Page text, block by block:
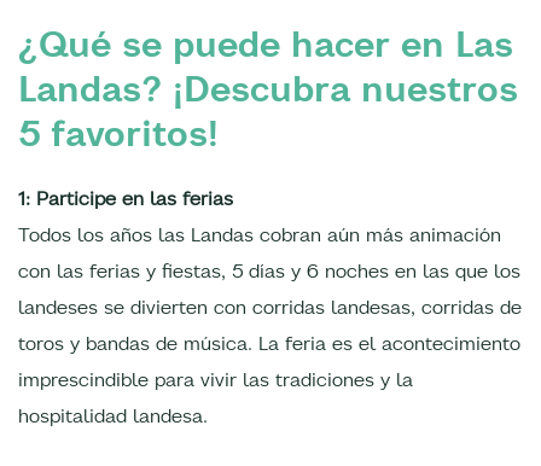
¿Qué se puede hacer en Las
Landas? ¡Descubra nuestros
5 favoritos!
1: Participe en las ferias
Todos los años las Landas cobran aún más animación
con las ferias y fiestas, 5 días y 6 noches en las que los
landeses se divierten con corridas landesas, corridas de
toros y bandas de música. La feria es el acontecimiento
imprescindible para vivir las tradiciones y la
hospitalidad landesa.